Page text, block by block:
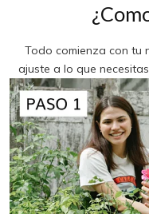
Todo comienza con tu
ajuste a lo que